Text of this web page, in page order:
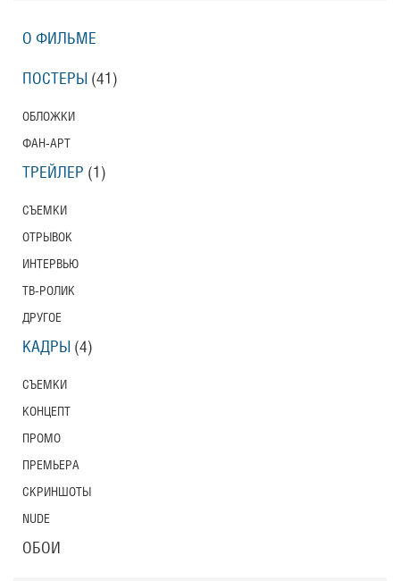
О ФИЛЬМЕ
ПОСТЕРЫ (41)
ОБЛОЖКИ
ФАН-АРТ
ТРЕЙЛЕР (1)
СЪЕМКИ
ОТРЫВОК
ИНТЕРВЬЮ
ТВ-РОЛИК
ДРУГОЕ
КАДРЫ (4)
СЪЕМКИ
КОНЦЕПТ
ПРОМО
ПРЕМЬЕРА
СКРИНШОТЫ
NUDE
ОБОИ